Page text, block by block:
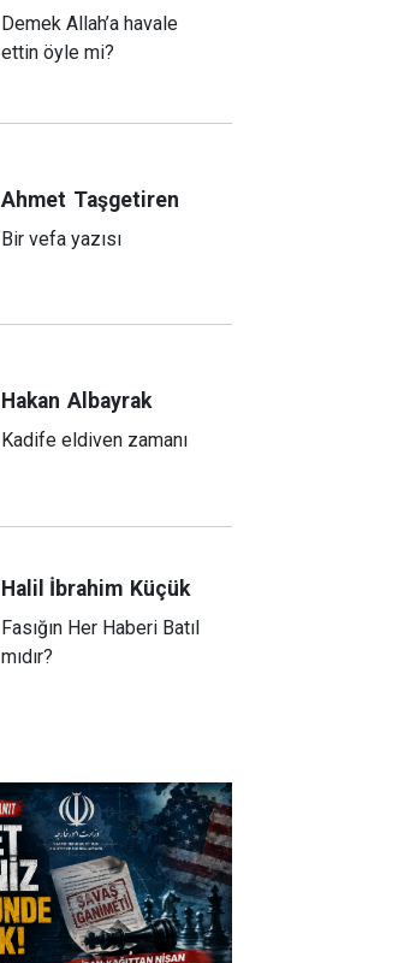
Demek Allah’a havale
ettin öyle mi?
Ahmet Taşgetiren
Bir vefa yazısı
Hakan Albayrak
Kadife eldiven zamanı
Halil İbrahim Küçük
Fasığın Her Haberi Batıl
mıdır?